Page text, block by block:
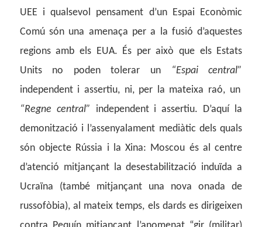
UEE i qualsevol pensament d’un Espai Econòmic
Comú són una amenaça per a la fusió d’aquestes
regions amb els EUA. És per això que els Estats
Units no poden tolerar un
“Espai central”
independent i assertiu, ni, per la mateixa raó, un
“Regne central” independent i assertiu. D’aquí la
demonització i l’assenyalament mediàtic dels quals
són objecte Rússia i la Xina: Moscou és al centre
d’atenció mitjançant la desestabilització induïda a
Ucraïna (també mitjançant una nova onada de
russofòbia), al mateix temps, els dards es dirigeixen